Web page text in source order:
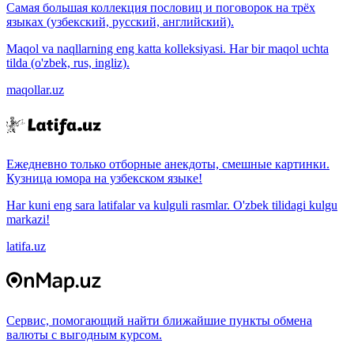
Самая большая коллекция пословиц и поговорок на трёх
языках (узбекский, русский, английский).
Maqol va naqllarning eng katta kolleksiyasi. Har bir maqol uchta
tilda (o'zbek, rus, ingliz).
maqollar.uz
Ежедневно только отборные анекдоты, смешные картинки.
Кузница юмора на узбекском языке!
Har kuni eng sara latifalar va kulguli rasmlar. O'zbek tilidagi kulgu
markazi!
latifa.uz
Сервис, помогающий найти ближайшие пункты обмена
валюты с выгодным курсом.